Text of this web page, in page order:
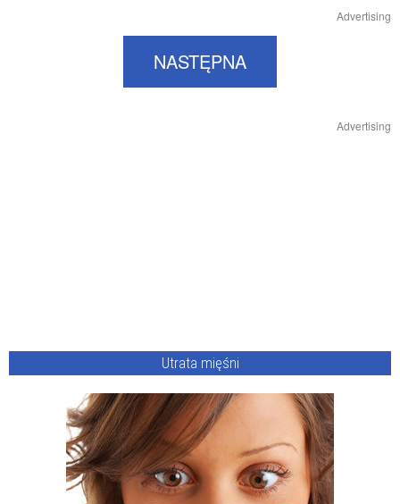
Advertising
NASTĘPNA
Advertising
Utrata mięśni